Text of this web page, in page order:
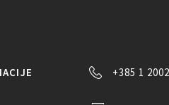
+385 1